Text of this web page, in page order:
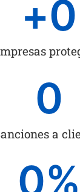
+0
a
0
0%